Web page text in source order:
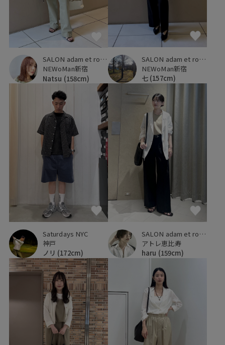
SALON adam et ropé
NEWoMan新宿
Natsu (158cm)
SALON adam et ropé
NEWoMan新宿
七 (157cm)
Saturdays NYC
神戸
ノリ (172cm)
SALON adam et ropé
アトレ恵比寿
haru (159cm)